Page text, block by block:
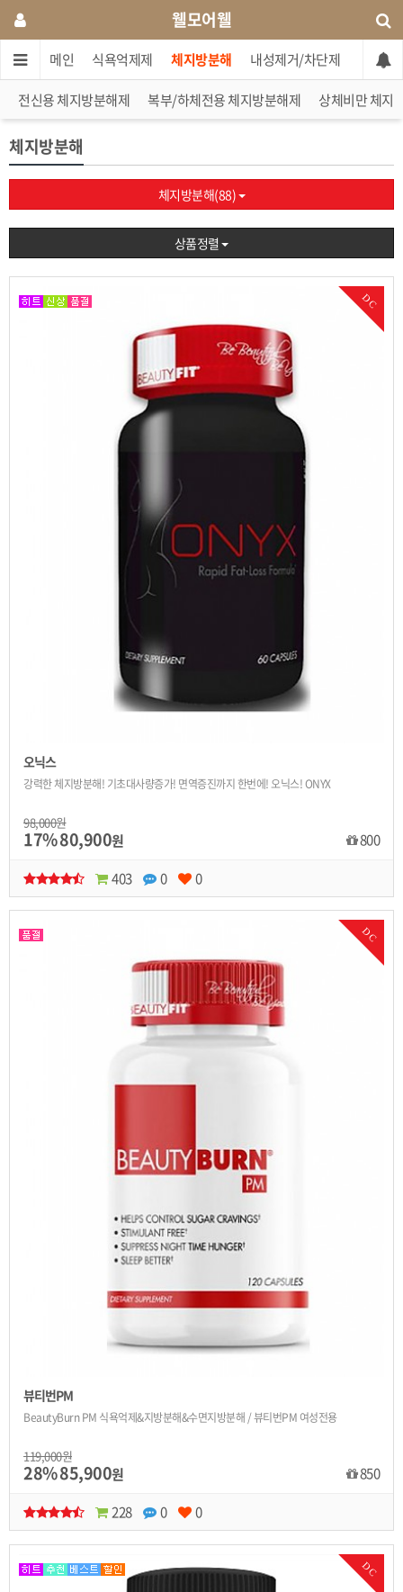
웰모어웰
메인 식욕억제제 체지방분해 내성제거/차단제 단기
전신용 체지방분해제 복부/하체전용 체지방분해제 상체비만 체지
체지방분해
체지방분해(88)
상품정렬
DC
오닉스
강력한 체지방분해! 기초대사량증가! 면역증진까지 한번에! 오닉스! ONYX
98,000원
17%80,900원
800
403
0 0
DC
뷰티번PM
BeautyBurn PM 식욕억제&지방분해&수면지방분해 / 뷰티번PM 여성전용
119,000원
28%85,900원
850
228
0 0
DC